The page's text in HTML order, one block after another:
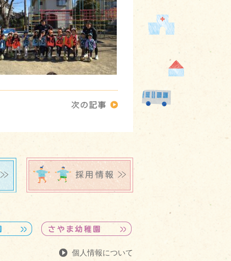
個人情報について